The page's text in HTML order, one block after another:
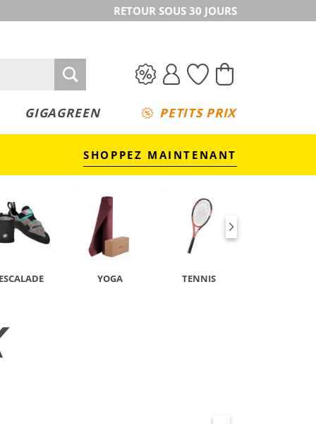
RETOUR SOUS 30 JOURS
GIGAGREEN PETITS PRIX
SHOPPEZ MAINTENANT
YOGA TENNIS